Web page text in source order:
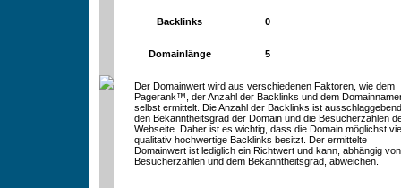
Backlinks 0
Domainlänge 5
Der Domainwert wird aus verschiedenen Faktoren, wie dem
Pagerank™, der Anzahl der Backlinks und dem
selbst ermittelt. Die Anzahl der Backlinks ist
den Bekanntheitsgrad der Domain und die Besucherzahlen
Webseite. Daher ist es wichtig, dass die Domain möglichst
qualitativ hochwertige Backlinks besitzt. Der ermittelte
Domainwert ist lediglich ein Richtwert und kann, abhängig
Besucherzahlen und dem Bekanntheitsgrad, abweichen.